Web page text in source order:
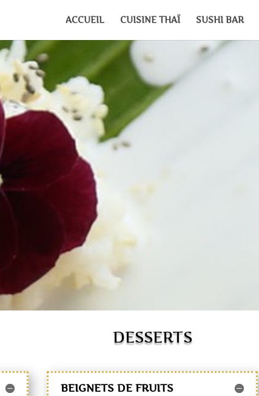
ACCUEIL CUISINE THAÏ SUSHI BAR
DESSERTS
BEIGNETS DE FRUITS